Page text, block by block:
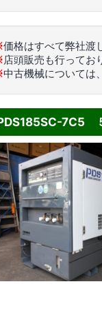
価格はすべて弊社渡
店頭販売も行ってお
中古機械については
7C5